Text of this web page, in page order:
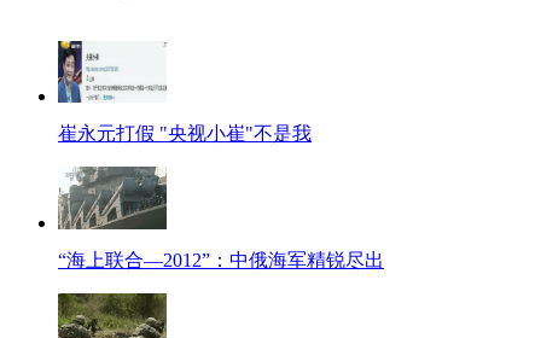
崔永元打假 "央视小崔"不是我
“海上联合—2012”：中俄海军精锐尽出